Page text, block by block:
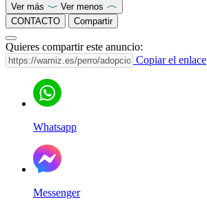
Ver más
Ver menos
CONTACTO
Compartir
Quieres compartir este anuncio:
Copiar el enlace
Whatsapp
Messenger